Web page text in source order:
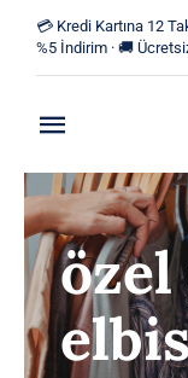
content
💳 Kredi Kartına 12
%5 İndirim · 🚚
Toggle
Anasayfa
Mağaza
Yeni Ürünler